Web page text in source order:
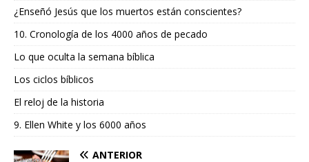
¿Enseñó Jesús que los muertos están conscientes?
10. Cronología de los 4000 años de pecado
Lo que oculta la semana bíblica
Los ciclos bíblicos
El reloj de la historia
9. Ellen White y los 6000 años
ANTERIOR